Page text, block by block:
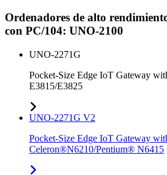
Ordenadores de alto
con PC/104: UNO-2100
UNO-2271G
Pocket-Size Edge IoT Gateway
E3815/E3825
UNO-2271G V2
Pocket-Size Edge IoT Gateway
Celeron®N6210/Pentium® N6415